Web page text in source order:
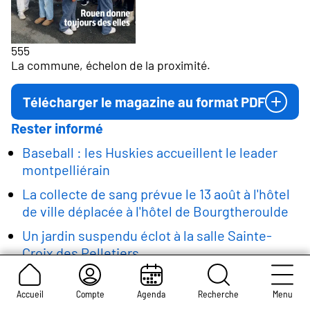
Accueil Compte Agenda Recherche Menu
555
La commune, échelon de la proximité.
Télécharger le magazine au format PDF
Rester informé
Baseball : les Huskies accueillent le leader
montpelliérain
La collecte de sang prévue le 13 août à l'hôtel
de ville déplacée à l'hôtel de Bourgtheroulde
Un jardin suspendu éclot à la salle Sainte-
Croix des Pelletiers
Eclipse solaire du 12 août : rendez-vous pont
Boieldieu